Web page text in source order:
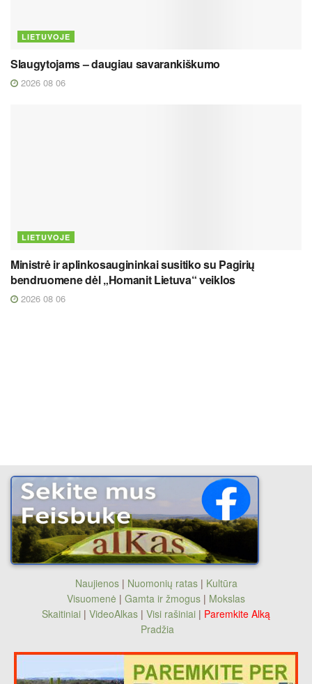
LIETUVOJE
Slaugytojams – daugiau savarankiškumo
2026 08 06
LIETUVOJE
Ministrė ir aplinkosaugininkai susitiko su Pagirių
bendruomene dėl „Homanit Lietuva“ veiklos
2026 08 06
Naujienos| Nuomonių ratas| Kultūra
Visuomenė | Gamta ir žmogus | Mokslas
Skaitiniai | VideoAlkas | Visi rašiniai | Paremkite Alką
Pradžia